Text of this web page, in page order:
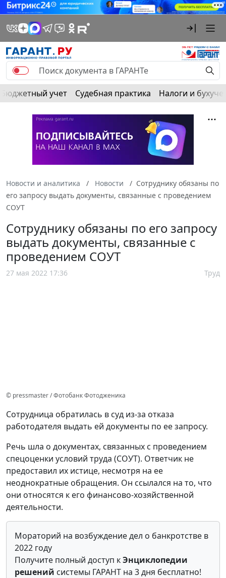
Бюджетный учет Судебная практика Налоги и
Новости и аналитика Новости
Сотруднику обязаны по
его запросу выдать документы, связанные с проведением
СОУТ
Сотруднику обязаны по его запросу
выдать документы, связанные с
проведением СОУТ
27 мая 2022 17:36 Труд
© pressmaster / Фотобанк Фотодженика
Сотрудница обратилась в суд из-за отказа
работодателя выдать ей документы по ее запросу.
Речь шла о документах, связанных с проведением
спецоценки условий труда (СОУТ). Ответчик не
предоставил их истице, несмотря на ее
неоднократные обращения. Он ссылался на то, что
они относятся к его финансово-хозяйственной
деятельности.
Мораторий на возбуждение дел о банкротстве в
2022 году
Получите полный доступ кЭнциклопедии
решений системы ГАРАНТ на 3 дня бесплатно!